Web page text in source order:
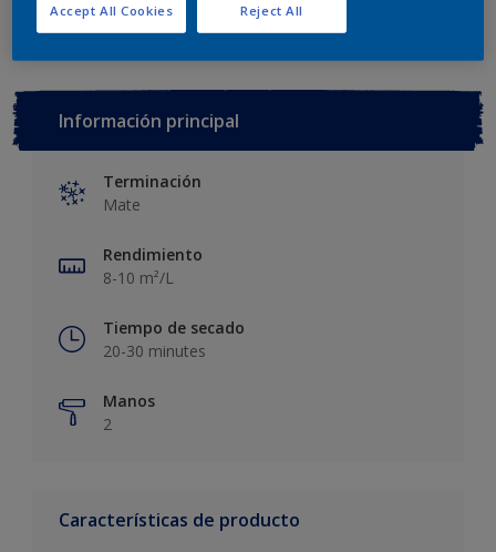
Información principal
Terminación
Mate
Rendimiento
8-10 m²/L
Tiempo de secado
20-30 minutes
Manos
2
Características de producto
Reject All
Accept All Cookies